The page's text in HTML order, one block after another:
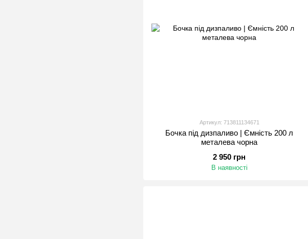
Артикул: 713811134671
Бочка під дизпаливо | Ємність 200 л
металева чорна
2 950 грн
В наявності